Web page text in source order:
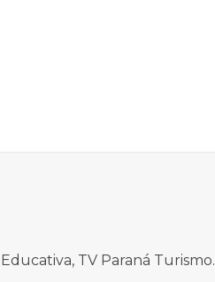
TV Paraná Turismo.